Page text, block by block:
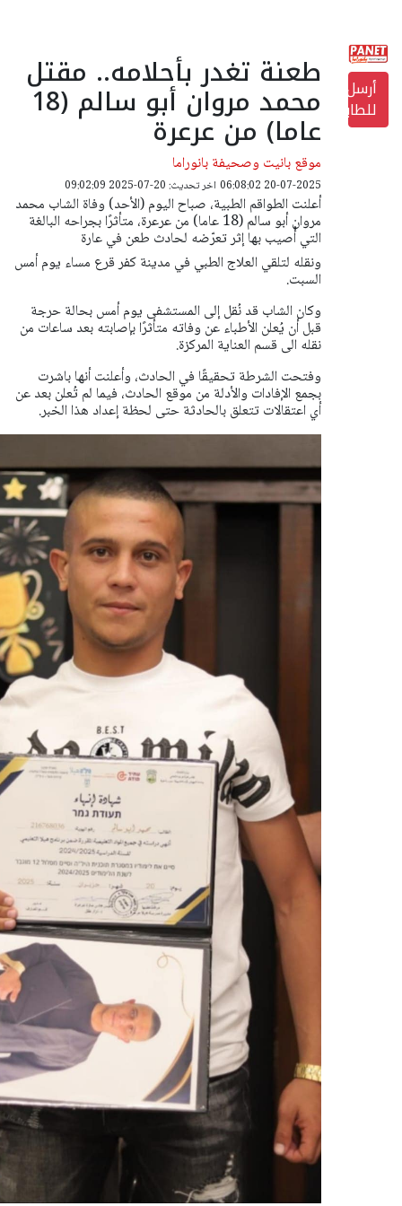
أرسل
للطابعة
طعنة تغدر بأحلامه.. مقتل
محمد مروان أبو سالم (18
عاما) من عرعرة
موقع بانيت وصحيفة بانوراما
20-07-2025 06:08:02 اخر تحديث: 20-07-2025 09:02:09
أعلنت الطواقم الطبية، صباح اليوم (الأحد) وفاة الشاب محمد
مروان أبو سالم (18 عاما) من عرعرة، متأثرًا بجراحه البالغة
التي أُصيب بها إثر تعرّضه لحادث طعن في عارة
ونقله لتلقي العلاج الطبي في مدينة كفر قرع مساء يوم أمس
السبت.
وكان الشاب قد نُقل إلى المستشفى يوم أمس بحالة حرجة
قبل أن يُعلن الأطباء عن وفاته متأثرًا بإصابته بعد ساعات من
نقله الى قسم العناية المركزة.
وفتحت الشرطة تحقيقًا في الحادث، وأعلنت أنها باشرت
بجمع الإفادات والأدلة من موقع الحادث، فيما لم تُعلن بعد عن
أي اعتقالات تتعلق بالحادثة حتى لحظة إعداد هذا الخبر.